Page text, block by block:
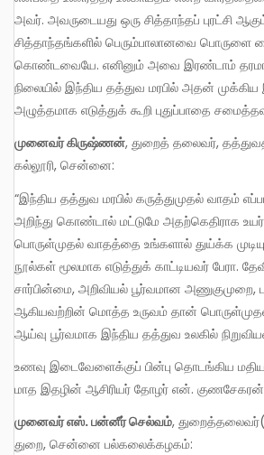
அவர். அவருடையது ஒரு சித்தாந்தப் புரட்சி
சித்தாந்தங்களில் பெரும்பாலானவை பொருளை
கொண்டவையே. எனினும் அவை இரண்டாம்
நிலையில் இந்திய தத்துவ மரபில் அதன்
அழுத்தமாக எடுத்துக் கூறி புதுப்பாதை
முனைவர் கிருஷ்ணன், துறைத் தலைவர்,
கல்லூரி, சென்னை:
“இந்திய தத்துவ மரபில் கருத்துமுதல் வாதம் எப்படி உருவானது என்பதை
அறிந்து கொண்டால் மட்டுமே அதற்கெதிராக
பொருள்முதல் வாதத்தை உங்களால் துய்க்க
நூல்கள் மூலமாக எடுத்துக் காட்டியவர் பேரா.
சார்பின்மை, அறிவியல் பூர்வமான அணுகுமுறை,
ஆகியவற்றின் மொத்த உருவம் தான்
ஆய்வு பூர்வமாக இந்திய தத்துவ உலகில்
உணவு இடைவேளைக்குப் பின்பு தொடங்கிய மதிய அமர்விற்கு மார்க்சிஸ்ட்
மாத இதழின் ஆசிரியர் தோழர் என்.
முனைவர் எஸ். பன்னீர் செல்வம்,
துறை, சென்னை பல்கலைக்கழகம்: